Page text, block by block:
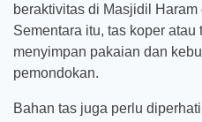
beraktivitas di Masjidil
Sementara itu, tas koper
menyimpan pakaian dan
pemondokan.
Bahan tas juga perlu